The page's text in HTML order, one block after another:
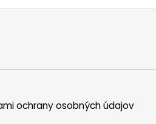
ochrany osobných údajov